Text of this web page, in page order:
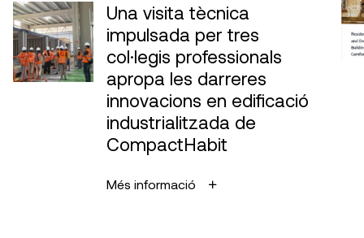
Una visita tècnica
impulsada per tres
col·legis professionals
apropa les darreres
innovacions en edificació
industrialitzada de
CompactHabit
Més informació